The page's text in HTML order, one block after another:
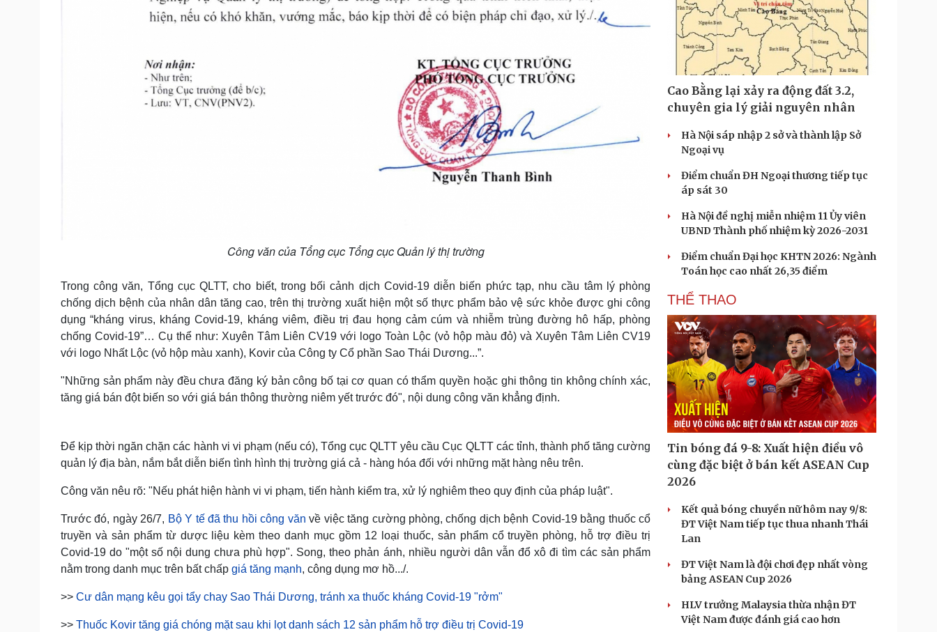
Công văn của Tổng cục Tổng cục Quản lý thị trường
Trong công văn, Tổng cục QLTT, cho biết, trong bối cảnh dịch Covid-19 diễn biến phức tạp, nhu cầu tâm lý phòng
chống dịch bệnh của nhân dân tăng cao, trên thị trường xuất hiện một số thực phẩm bảo vệ sức khỏe được ghi công
dụng “kháng virus, kháng Covid-19, kháng viêm, điều trị đau họng cảm cúm và nhiễm trùng đường hô hấp, phòng
chống Covid-19”… Cụ thể như: Xuyên Tâm Liên CV19 với logo Toàn Lộc (vỏ hộp màu đỏ) và Xuyên Tâm Liên CV19
với logo Nhất Lộc (vỏ hộp màu xanh), Kovir của Công ty Cổ phần Sao Thái Dương...”.
"Những sản phẩm này đều chưa đăng ký bản công bố tại cơ quan có thẩm quyền hoặc ghi thông tin không chính xác,
tăng giá bán đột biến so với giá bán thông thường niêm yết trước đó", nội dung công văn khẳng định.
Để kịp thời ngăn chặn các hành vi vi phạm (nếu có), Tổng cục QLTT yêu cầu Cục QLTT các tỉnh, thành phố tăng cường
quản lý địa bàn, nắm bắt diễn biến tình hình thị trường giá cả - hàng hóa đối với những mặt hàng nêu trên.
Công văn nêu rõ: "Nếu phát hiện hành vi vi phạm, tiến hành kiểm tra, xử lý nghiêm theo quy định của pháp luật".
Trước đó, ngày 26/7, Bộ Y tế đã thu hồi công văn về việc tăng cường phòng, chống dịch bệnh Covid-19 bằng thuốc cổ
truyền và sản phẩm từ dược liệu kèm theo danh mục gồm 12 loại thuốc, sản phẩm cổ truyền phòng, hỗ trợ điều trị
Covid-19 do "một số nội dung chưa phù hợp". Song, theo phản ánh, nhiều người dân vẫn đổ xô đi tìm các sản phẩm
nằm trong danh mục trên bất chấp giá tăng mạnh, công dụng mơ hồ.../.
>> Cư dân mạng kêu gọi tẩy chay Sao Thái Dương, tránh xa thuốc kháng Covid-19 "rởm"
>> Thuốc Kovir tăng giá chóng mặt sau khi lọt danh sách 12 sản phẩm hỗ trợ điều trị Covid-19
Cao Bằng lại xảy ra động đất 3.2,
chuyên gia lý giải nguyên nhân
Hà Nội sáp nhập 2 sở và thành lập Sở
Ngoại vụ
Điểm chuẩn ĐH Ngoại thương tiếp tục
áp sát 30
Hà Nội đề nghị miễn nhiệm 11 Ủy viên
UBND Thành phố nhiệm kỳ 2026-2031
Điểm chuẩn Đại học KHTN 2026: Ngành
Toán học cao nhất 26,35 điểm
THỂ THAO
Tin bóng đá 9-8: Xuất hiện điều vô
cùng đặc biệt ở bán kết ASEAN Cup
2026
Kết quả bóng chuyền nữ hôm nay 9/8:
ĐT Việt Nam tiếp tục thua nhanh Thái
Lan
ĐT Việt Nam là đội chơi đẹp nhất vòng
bảng ASEAN Cup 2026
HLV trưởng Malaysia thừa nhận ĐT
Việt Nam được đánh giá cao hơn